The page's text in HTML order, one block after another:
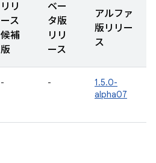
リリ
ース
候補
版
ベー
タ版
リリ
ース
アルファ
版リリー
ス
- -
1.5.0-
alpha07